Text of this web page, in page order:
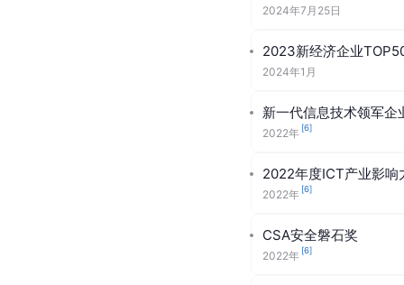
2024年7月25日
2023新经济企业
2024年1月
新一代信息技术领军企
2022年 [6]
2022年度ICT产业影响
2022年 [6]
CSA安全磐石奖
2022年 [6]